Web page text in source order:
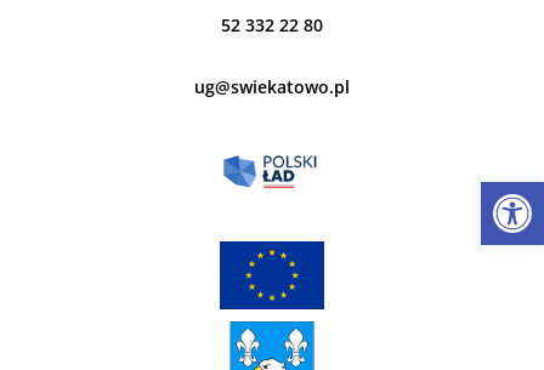
52 332 22 80
ug@swiekatowo.pl